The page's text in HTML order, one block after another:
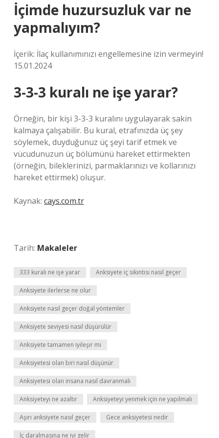
İçimde huzursuzluk var ne
yapmalıyım?
İçerik: İlaç kullanımınızı engellemesine izin vermeyin!
15.01.2024
3-3-3 kuralı ne işe yarar?
Örneğin, bir kişi 3-3-3 kuralını uygulayarak sakin
kalmaya çalışabilir. Bu kural, etrafınızda üç şey
söylemek, duyduğunuz üç şeyi tarif etmek ve
vücudunuzun üç bölümünü hareket ettirmekten
(örneğin, bileklerinizi, parmaklarınızı ve kollarınızı
hareket ettirmek) oluşur.
Kaynak: cays.com.tr
Tarih: Makaleler
333 kuralı ne işe yarar Anksiyete iç sıkıntısı nasıl geçer
Anksiyete ilerlerse ne olur
Anksiyete nasıl geçer doğal yöntemler
Anksiyete seviyesi nasıl düşürülür
Anksiyete tamamen iyileşir mi
Anksiyetesi olan biri nasıl düşünür
Anksiyetesi olan insana nasıl davranmalı
Anksiyeteyi ne azaltır Anksiyeteyi yenmek için ne yapılmalı
Aşırı anksiyete nasıl geçer Gece anksiyetesi nedir
İç daralmasına ne iyi gelir